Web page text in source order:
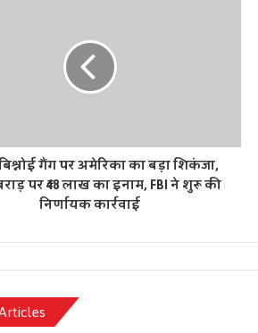
गैंग पर अमेरिका का बड़ा शिकंजा,
पर ₹48 लाख का इनाम, FBI ने शुरू की
निर्णायक कार्रवाई